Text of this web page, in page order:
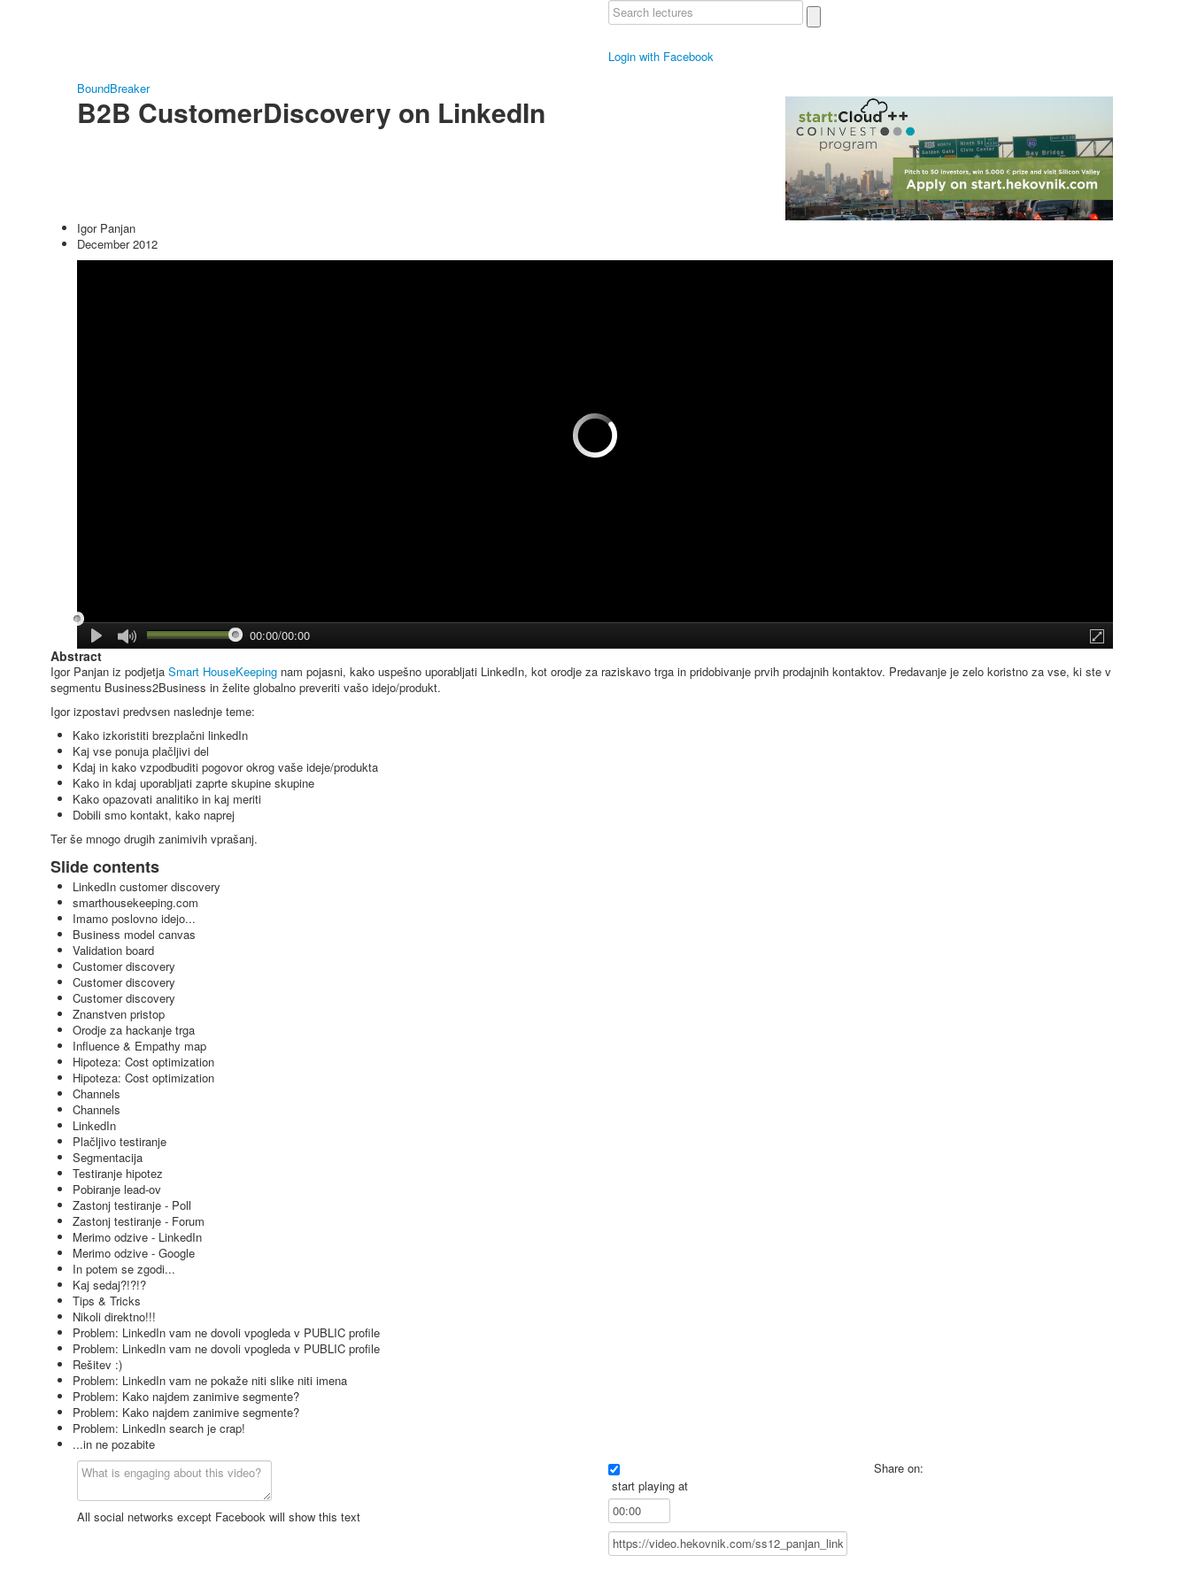
Login with Facebook
BoundBreaker
B2B CustomerDiscovery on LinkedIn
Igor Panjan
December 2012
00:00/00:00
Abstract
Igor Panjan iz podjetja Smart HouseKeeping nam pojasni, kako uspešno uporabljati LinkedIn, kot orodje za raziskavo trga in pridobivanje prvih prodajnih kontaktov. Predavanje je zelo koristno za vse, ki ste v
segmentu Business2Business in želite globalno preveriti vašo idejo/produkt.
Igor izpostavi predvsen naslednje teme:
Kako izkoristiti brezplačni linkedIn
Kaj vse ponuja plačljivi del
Kdaj in kako vzpodbuditi pogovor okrog vaše ideje/produkta
Kako in kdaj uporabljati zaprte skupine skupine
Kako opazovati analitiko in kaj meriti
Dobili smo kontakt, kako naprej
Ter še mnogo drugih zanimivih vprašanj.
Slide contents
LinkedIn customer discovery
smarthousekeeping.com
Imamo poslovno idejo...
Business model canvas
Validation board
Customer discovery
Customer discovery
Customer discovery
Znanstven pristop
Orodje za hackanje trga
Influence & Empathy map
Hipoteza: Cost optimization
Hipoteza: Cost optimization
Channels
Channels
LinkedIn
Plačljivo testiranje
Segmentacija
Testiranje hipotez
Pobiranje lead-ov
Zastonj testiranje - Poll
Zastonj testiranje - Forum
Merimo odzive - LinkedIn
Merimo odzive - Google
In potem se zgodi...
Kaj sedaj?!?!?
Tips & Tricks
Nikoli direktno!!!
Problem: LinkedIn vam ne dovoli vpogleda v PUBLIC profile
Problem: LinkedIn vam ne dovoli vpogleda v PUBLIC profile
Rešitev :)
Problem: LinkedIn vam ne pokaže niti slike niti imena
Problem: Kako najdem zanimive segmente?
Problem: Kako najdem zanimive segmente?
Problem: LinkedIn search je crap!
...in ne pozabite
All social networks except Facebook will show this text
start playing at
Share on: